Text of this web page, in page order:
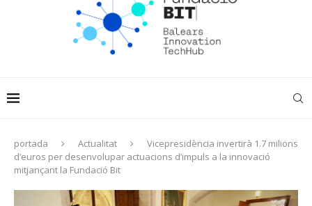
portada Actualitat
Vicepresidència invertirà 1.7 milions
d’euros per desenvolupar actuacions d’impuls a la innovació
mitjançant la Fundació Bit